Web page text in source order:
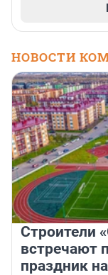
НОВОСТИ
Строители
встречают
праздник